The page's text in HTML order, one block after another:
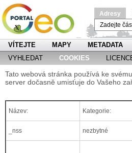
Adresy
VÍTEJTE MAPY METADATA
VYHLEDAT
COOKIES
Tato webová stránka používá ke
server dočasně umisťuje do Vašeho
Název: Kategorie:
_nss nezbytné